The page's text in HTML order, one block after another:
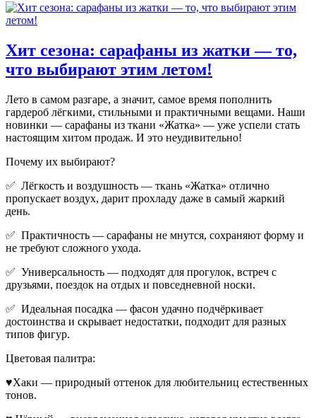
Хит сезона: сарафаны из жатки — то,
что выбирают этим летом!
Лето в самом разгаре, а значит, самое время пополнить
гардероб лёгкими, стильными и практичными вещами. Наши
новинки — сарафаны из ткани «Жатка» — уже успели стать
настоящим хитом продаж. И это неудивительно!
Почему их выбирают?
✅ Лёгкость и воздушность — ткань «Жатка» отлично
пропускает воздух, дарит прохладу даже в самый жаркий
день.
✅ Практичность — сарафаны не мнутся, сохраняют форму и
не требуют сложного ухода.
✅ Универсальность — подходят для прогулок, встреч с
друзьями, поездок на отдых и повседневной носки.
✅ Идеальная посадка — фасон удачно подчёркивает
достоинства и скрывает недостатки, подходит для разных
типов фигур.
Цветовая палитра:
♥Хаки — природный оттенок для любительниц естественных
тонов.